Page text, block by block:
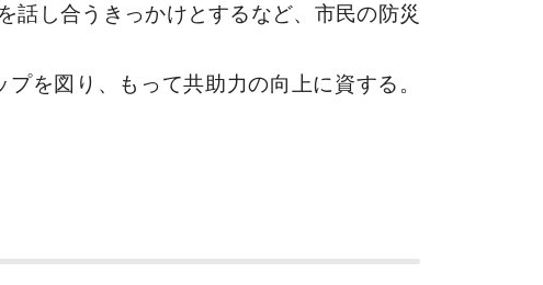
し合うきっかけとするなど、市民の防災
を図り、もって共助力の向上に資する。